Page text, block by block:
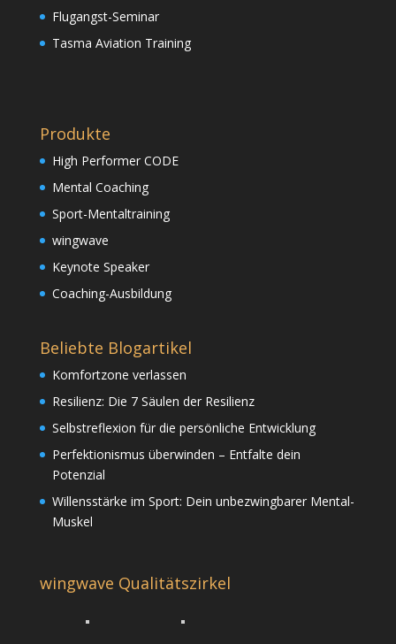
Flugangst-Seminar
Tasma Aviation Training
Produkte
High Performer CODE
Mental Coaching
Sport-Mentaltraining
wingwave
Keynote Speaker
Coaching-Ausbildung
Beliebte Blogartikel
Komfortzone verlassen
Resilienz: Die 7 Säulen der Resilienz
Selbstreflexion für die persönliche Entwicklung
Perfektionismus überwinden – Entfalte dein
Potenzial
Willensstärke im Sport: Dein unbezwingbarer Mental-
Muskel
wingwave Qualitätszirkel